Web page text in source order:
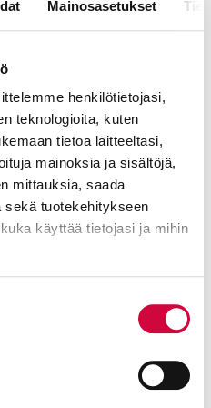
Mainosasetukset
henkilötietojasi,
teknologioita, kuten
tietoa laitteeltasi,
mainoksia ja sisältöjä,
mittauksia, saada
tuotekehitykseen
käyttää tietojasi ja mihin
. Voit muuttaa
hyvä tulee!”
pidetään Helsingissä
valitaan
elin, jossa on 120
pituus on 5 vuotta.
2027.
ay-liikkeen tehtävistä. Hän
on rakentunut
tehtävistä
ja johtamisrooleissa.